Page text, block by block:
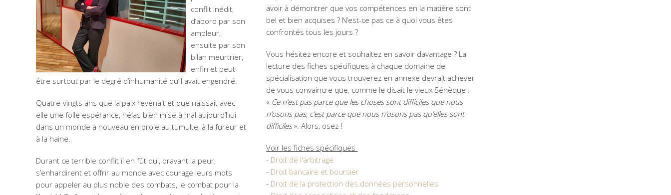
conflit inédit,
d’abord par son
ampleur,
ensuite par son
bilan meurtrier,
enfin et peut-
être surtout par le degré d’inhumanité qu’il avait engendré.
Quatre-vingts ans que la paix revenait et que naissait avec
elle une folle espérance, hélas bien mise à mal aujourd’hui
dans un monde à nouveau en proie au tumulte, à la fureur et
à la haine.
Durant ce terrible conflit il en fût qui, bravant la peur,
s’enhardirent et offrir au monde avec courage leurs mots
pour appeler au plus noble des combats, le combat pour la
avoir à démontrer que vos compétences en la matière sont
bel et bien acquises ? N’est-ce pas ce à quoi vous êtes
confrontés tous les jours ?
Vous hésitez encore et souhaitez en savoir davantage ? La
lecture des fiches spécifiques à chaque domaine de
spécialisation que vous trouverez en annexe devrait achever
de vous convaincre que, comme le disait le vieux Sénèque :
« Ce n’est pas parce que les choses sont difficiles que nous
n’osons pas, c’est parce que nous n’osons pas qu’elles sont
difficiles». Alors, osez !
Voir les fiches spécifiques
- Droit de l'arbitrage
- Droit bancaire et boursier
- Droit de la protection des données personnelles